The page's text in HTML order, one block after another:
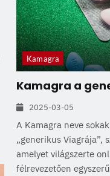
Kamagra
Kamagra a
2025-03-05
A Kamagra neve
„generikus Viagrája”,
amelyet világszerte
félrevezetően